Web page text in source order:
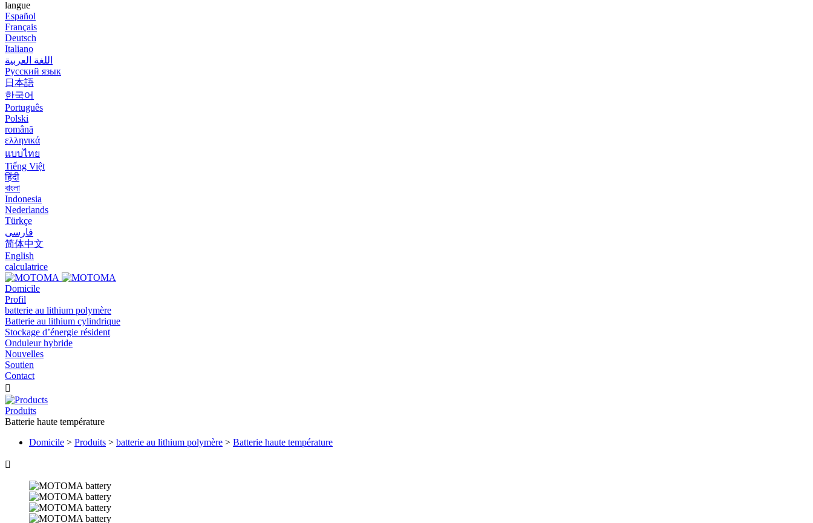
langue
Español
Français
Deutsch
Italiano
اللغة العربية
Русский язык
日本語
한국어
Português
Polski
română
ελληνικά
แบบไทย
Tiếng Việt
हिंदी
বাংলা
Indonesia
Nederlands
Türkçe
فارسی
简体中文
English
calculatrice
Domicile
Profil
batterie au lithium polymère
Batterie au lithium cylindrique
Stockage d’énergie résident
Onduleur hybride
Nouvelles
Soutien
Contact

Produits
Batterie haute température
Domicile > Produits > batterie au lithium polymère > Batterie haute température
